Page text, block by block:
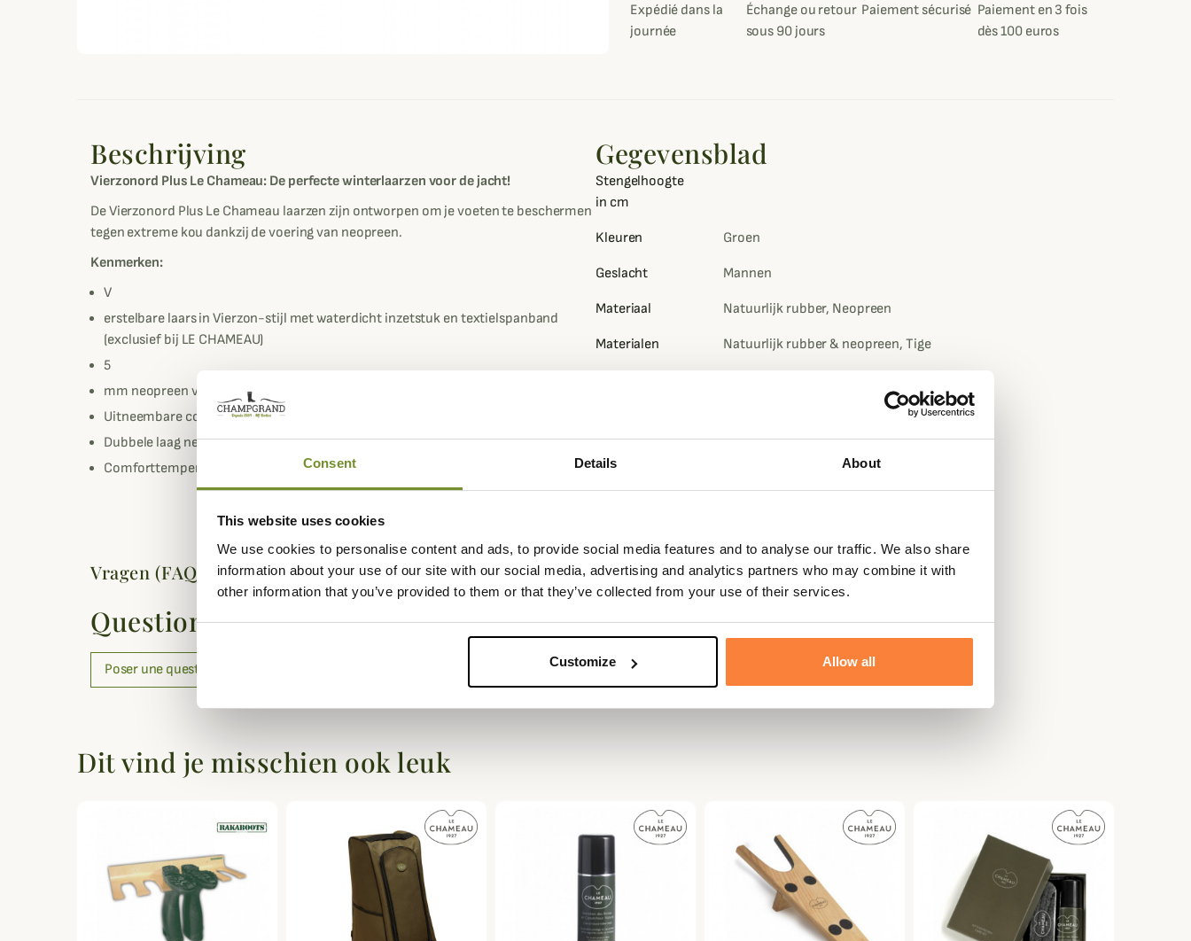
Consent Details About
This website uses cookies
We use cookies to personalise content and ads, to provide social media features and to analyse our traffic. We also share
information about your use of our site with our social media, advertising and analytics partners who may combine it with
other information that you’ve provided to them or that they’ve collected from your use of their services.
Customize Allow all
Expédié dans la
journée
Échange ou retour
sous 90 jours
Paiement sécurisé Paiement en 3 fois
dès 100 euros
Beschrijving
Vierzonord Plus Le Chameau: De perfecte winterlaarzen voor de jacht!
De Vierzonord Plus Le Chameau laarzen zijn ontworpen om je voeten te beschermen
tegen extreme kou dankzij de voering van neopreen.
Kenmerken:
V
erstelbare laars in Vierzon-stijl met waterdicht inzetstuk en textielspanband
(exclusief bij LE CHAMEAU)
5
mm neopreen voering voor een optimale warmte-isolatie
Uitneembare comfort binnenzool in gealuminiseerd vilt en neopreen
Dubbele laag neopreen onder de voetzolen
Comforttemperatuur: -20/25°c
Gegevensblad
Stengelhoogte
in cm
Kleuren Groen
Geslacht Mannen
Materiaal Natuurlijk rubber, Neopreen
Materialen Natuurlijk rubber & neopreen, Tige
Vragen (FAQ's)
Questions (FAQs)
Poser une question
Dit vind je misschien ook leuk